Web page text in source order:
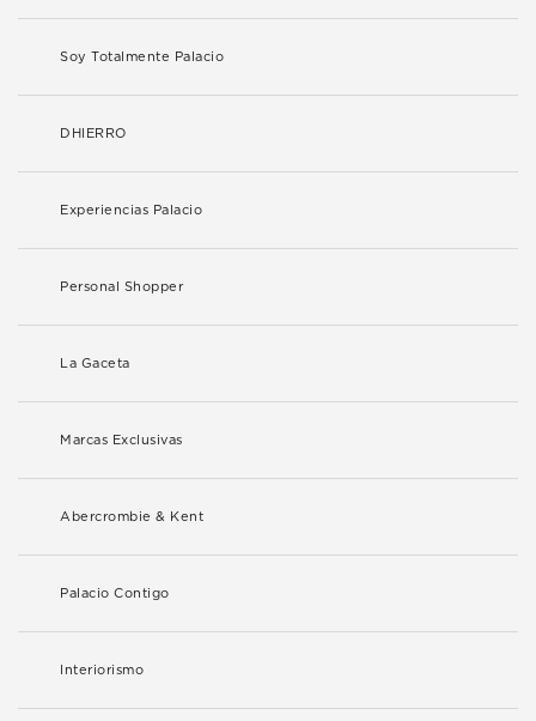
Soy Totalmente Palacio
DHIERRO
Experiencias Palacio
Personal Shopper
La Gaceta
Marcas Exclusivas
Abercrombie & Kent
Palacio Contigo
Interiorismo